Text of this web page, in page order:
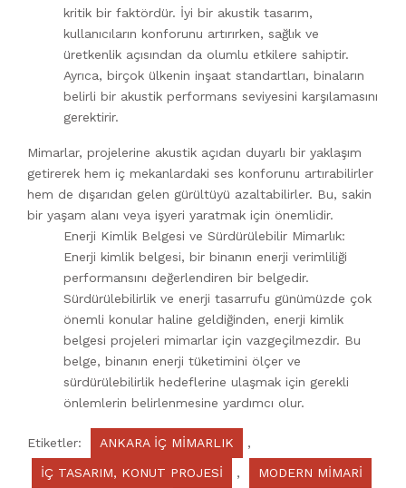
kritik bir faktördür. İyi bir akustik tasarım,
kullanıcıların konforunu artırırken, sağlık ve
üretkenlik açısından da olumlu etkilere sahiptir.
Ayrıca, birçok ülkenin inşaat standartları, binaların
belirli bir akustik performans seviyesini karşılamasını
gerektirir.
Mimarlar, projelerine akustik açıdan duyarlı bir yaklaşım
getirerek hem iç mekanlardaki ses konforunu artırabilirler
hem de dışarıdan gelen gürültüyü azaltabilirler. Bu, sakin
bir yaşam alanı veya işyeri yaratmak için önemlidir.
Enerji Kimlik Belgesi ve Sürdürülebilir Mimarlık:
Enerji kimlik belgesi, bir binanın enerji verimliliği
performansını değerlendiren bir belgedir.
Sürdürülebilirlik ve enerji tasarrufu günümüzde çok
önemli konular haline geldiğinden, enerji kimlik
belgesi projeleri mimarlar için vazgeçilmezdir. Bu
belge, binanın enerji tüketimini ölçer ve
sürdürülebilirlik hedeflerine ulaşmak için gerekli
önlemlerin belirlenmesine yardımcı olur.
Etiketler: ANKARA İÇ MİMARLIK ,
İÇ TASARIM, KONUT PROJESİ , MODERN MİMARİ